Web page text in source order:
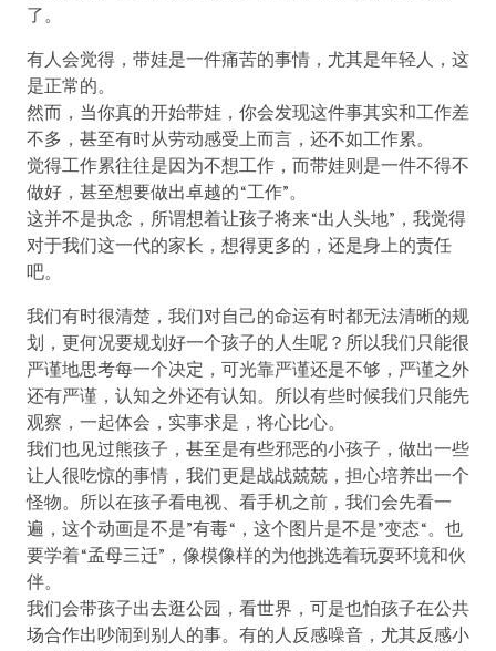
了。
有人会觉得，带娃是一件痛苦的事情，尤其是年轻人，这
是正常的。
然而，当你真的开始带娃，你会发现这件事其实和工作差
不多，甚至有时从劳动感受上而言，还不如工作累。
觉得工作累往往是因为不想工作，而带娃则是一件不得不
做好，甚至想要做出卓越的“工作”。
这并不是执念，所谓想着让孩子将来“出人头地”，我觉得
对于我们这一代的家长，想得更多的，还是身上的责任
吧。
我们有时很清楚，我们对自己的命运有时都无法清晰的规
划，更何况要规划好一个孩子的人生呢？所以我们只能很
严谨地思考每一个决定，可光靠严谨还是不够，严谨之外
还有严谨，认知之外还有认知。所以有些时候我们只能先
观察，一起体会，实事求是，将心比心。
我们也见过熊孩子，甚至是有些邪恶的小孩子，做出一些
让人很吃惊的事情，我们更是战战兢兢，担心培养出一个
怪物。所以在孩子看电视、看手机之前，我们会先看一
遍，这个动画是不是”有毒“，这个图片是不是”变态“。也
要学着“孟母三迁”，像模像样的为他挑选着玩耍环境和伙
伴。
我们会带孩子出去逛公园，看世界，可是也怕孩子在公共
场合作出吵闹到别人的事。有的人反感噪音，尤其反感小